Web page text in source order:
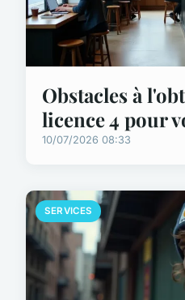
Obstacles à
licence 4 pour
10/07/2026 08:33
SERVICES